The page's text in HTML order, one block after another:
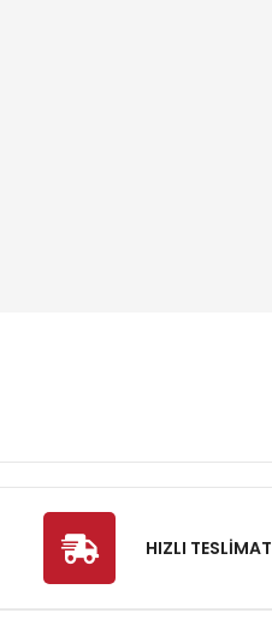
HIZLI TESLİMAT